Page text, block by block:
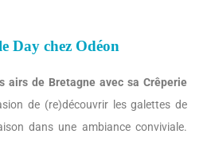
Day chez Odéon
airs de Bretagne avec sa Crêperie
de (re)découvrir les galettes de
dans une ambiance conviviale.